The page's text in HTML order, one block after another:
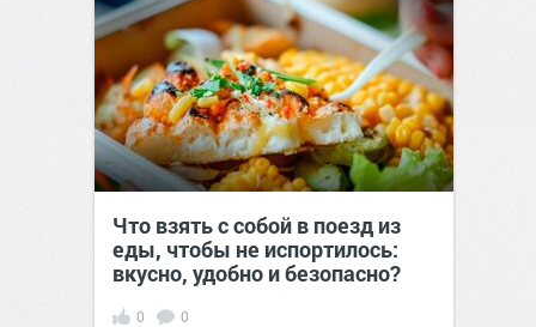
Что взять с собой в поезд из
еды, чтобы не испортилось:
вкусно, удобно и безопасно?
0 0